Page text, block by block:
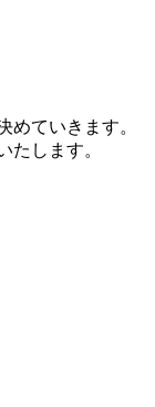
めていきます。
たします。